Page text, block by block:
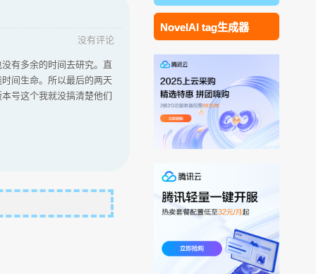
没有评论
有多余的时间去研究。直
间生命。所以最后的两天
号这个我就没搞清楚他们
NovelAI tag生成器